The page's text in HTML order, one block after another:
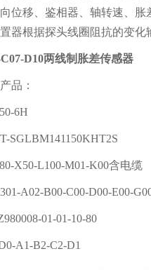
位移、鉴相器、轴转速、
器根据探头线圈阻抗的变化
D10两线制胀差传感器
品：
6H
SGLBM141150KHT2S
X50-L100-M01-K00含电缆
A02-B00-C00-D00-E00-
01-01-10-80
A1-B2-C2-D1